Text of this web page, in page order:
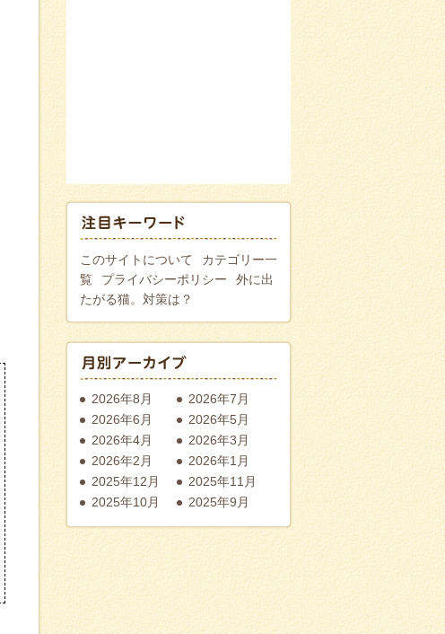
このサイトについて
カテゴリー一
覧
プライバシーポリシー
外に出
たがる猫。対策は？
2026年8月
2026年7月
2026年6月
2026年5月
2026年4月
2026年3月
2026年2月
2026年1月
2025年12月
2025年11月
2025年10月
2025年9月